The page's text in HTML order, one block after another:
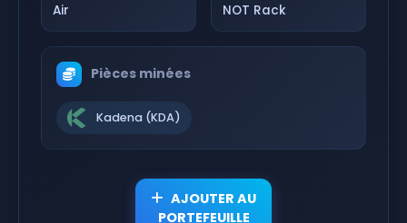
Air NOT Rack
Pièces minées
Kadena (KDA)
AJOUTER AU
PORTEFEUILLE